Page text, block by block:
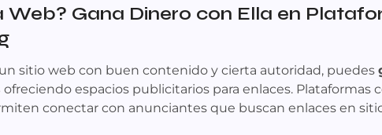
Web? Gana Dinero con Ella en
sitio web con buen contenido y cierta autoridad, puedes
ofreciendo espacios publicitarios para enlaces. Plataformas
conectar con anunciantes que buscan enlaces en